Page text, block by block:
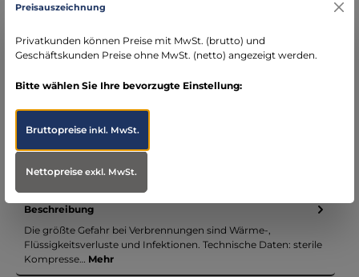
Kostenloser Versand ab € 119,- Bestellwert (nur
DE)
schneller Versand mit DHL
Bereich Notfallmedizin
Beschreibung
Die größte Gefahr bei Verbrennungen sind Wärme-,
Flüssigkeitsverluste und Infektionen. Technische Daten: sterile
Kompresse… Mehr
Preisauszeichnung
Privatkunden können Preise mit MwSt. (brutto) und
Geschäftskunden Preise ohne MwSt. (netto) angezeigt werden.
Bitte wählen Sie Ihre bevorzugte Einstellung:
Bruttopreiseinkl. MwSt.
Nettopreiseexkl. MwSt.